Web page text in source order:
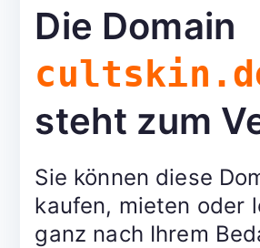
Die Domain
steht zum
Sie können diese
kaufen, mieten oder
ganz nach Ihrem